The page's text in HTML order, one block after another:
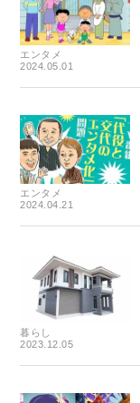
エンタメ
2024.05.01
エンタメ
2024.04.21
暮らし
2023.12.05